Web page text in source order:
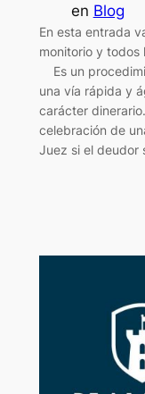
en Blog
En esta entrada
monitorio y todos
Es un
una vía rápida y
carácter
celebración de
Juez si el deudor